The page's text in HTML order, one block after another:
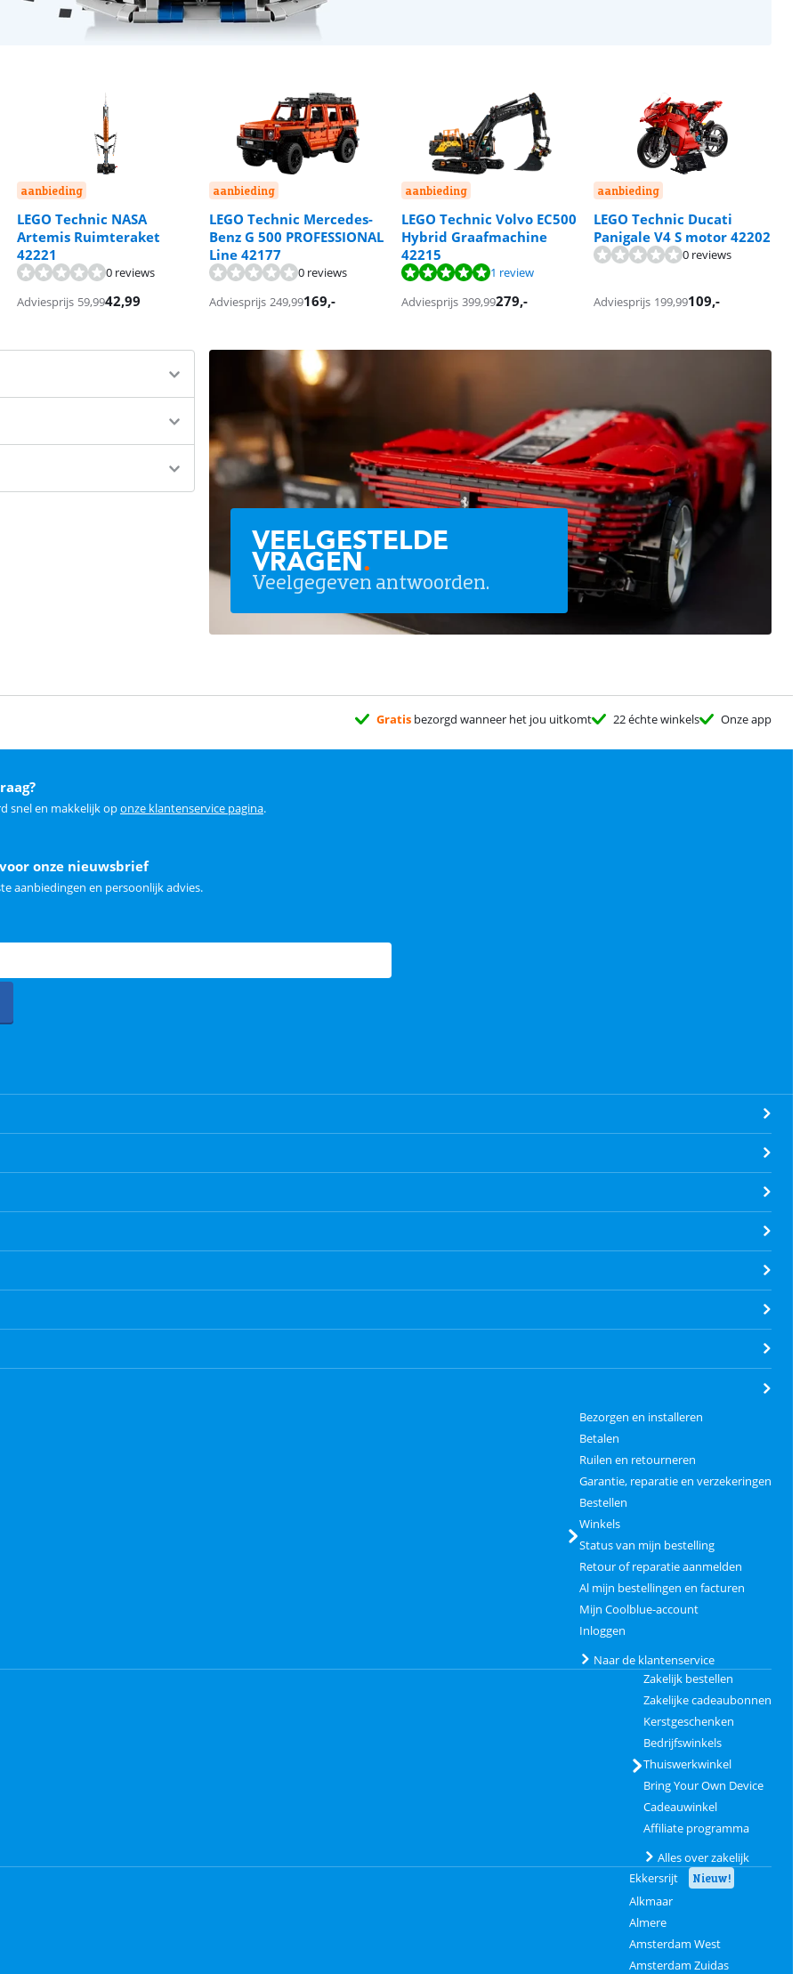
aanbieding
LEGO Technic NASA
Artemis Ruimteraket
42221
0 reviews
Adviesprijs 59,9942,99
aanbieding
LEGO Technic Mercedes-
Benz G 500 PROFESSIONAL
Line 42177
0 reviews
Adviesprijs 249,99169,-
aanbieding
LEGO Technic Volvo EC500
Hybrid Graafmachine
42215
1 review
Adviesprijs 399,99279,-
aanbieding
LEGO Technic Ducati
Panigale V4 S motor 42202
0 reviews
Adviesprijs 199,99109,-
VEELGESTELDE
VRAGEN.
Veelgegeven antwoorden.
Gratis bezorgd wanneer het jou uitkomt 22 échte winkels Onze app
snel en makkelijk oponze klantenservice pagina.
onze nieuwsbrief
aanbiedingen en persoonlijk advies.
Bezorgen en installeren
Betalen
Ruilen en retourneren
Garantie, reparatie en verzekeringen
Bestellen
Winkels
Status van mijn bestelling
Retour of reparatie aanmelden
Al mijn bestellingen en facturen
Mijn Coolblue-account
Inloggen
Naar de klantenservice
Zakelijk bestellen
Zakelijke cadeaubonnen
Kerstgeschenken
Bedrijfswinkels
Thuiswerkwinkel
Bring Your Own Device
Cadeauwinkel
Affiliate programma
Alles over zakelijk
Ekkersrijt
Nieuw!
Alkmaar
Almere
Amsterdam West
Amsterdam Zuidas